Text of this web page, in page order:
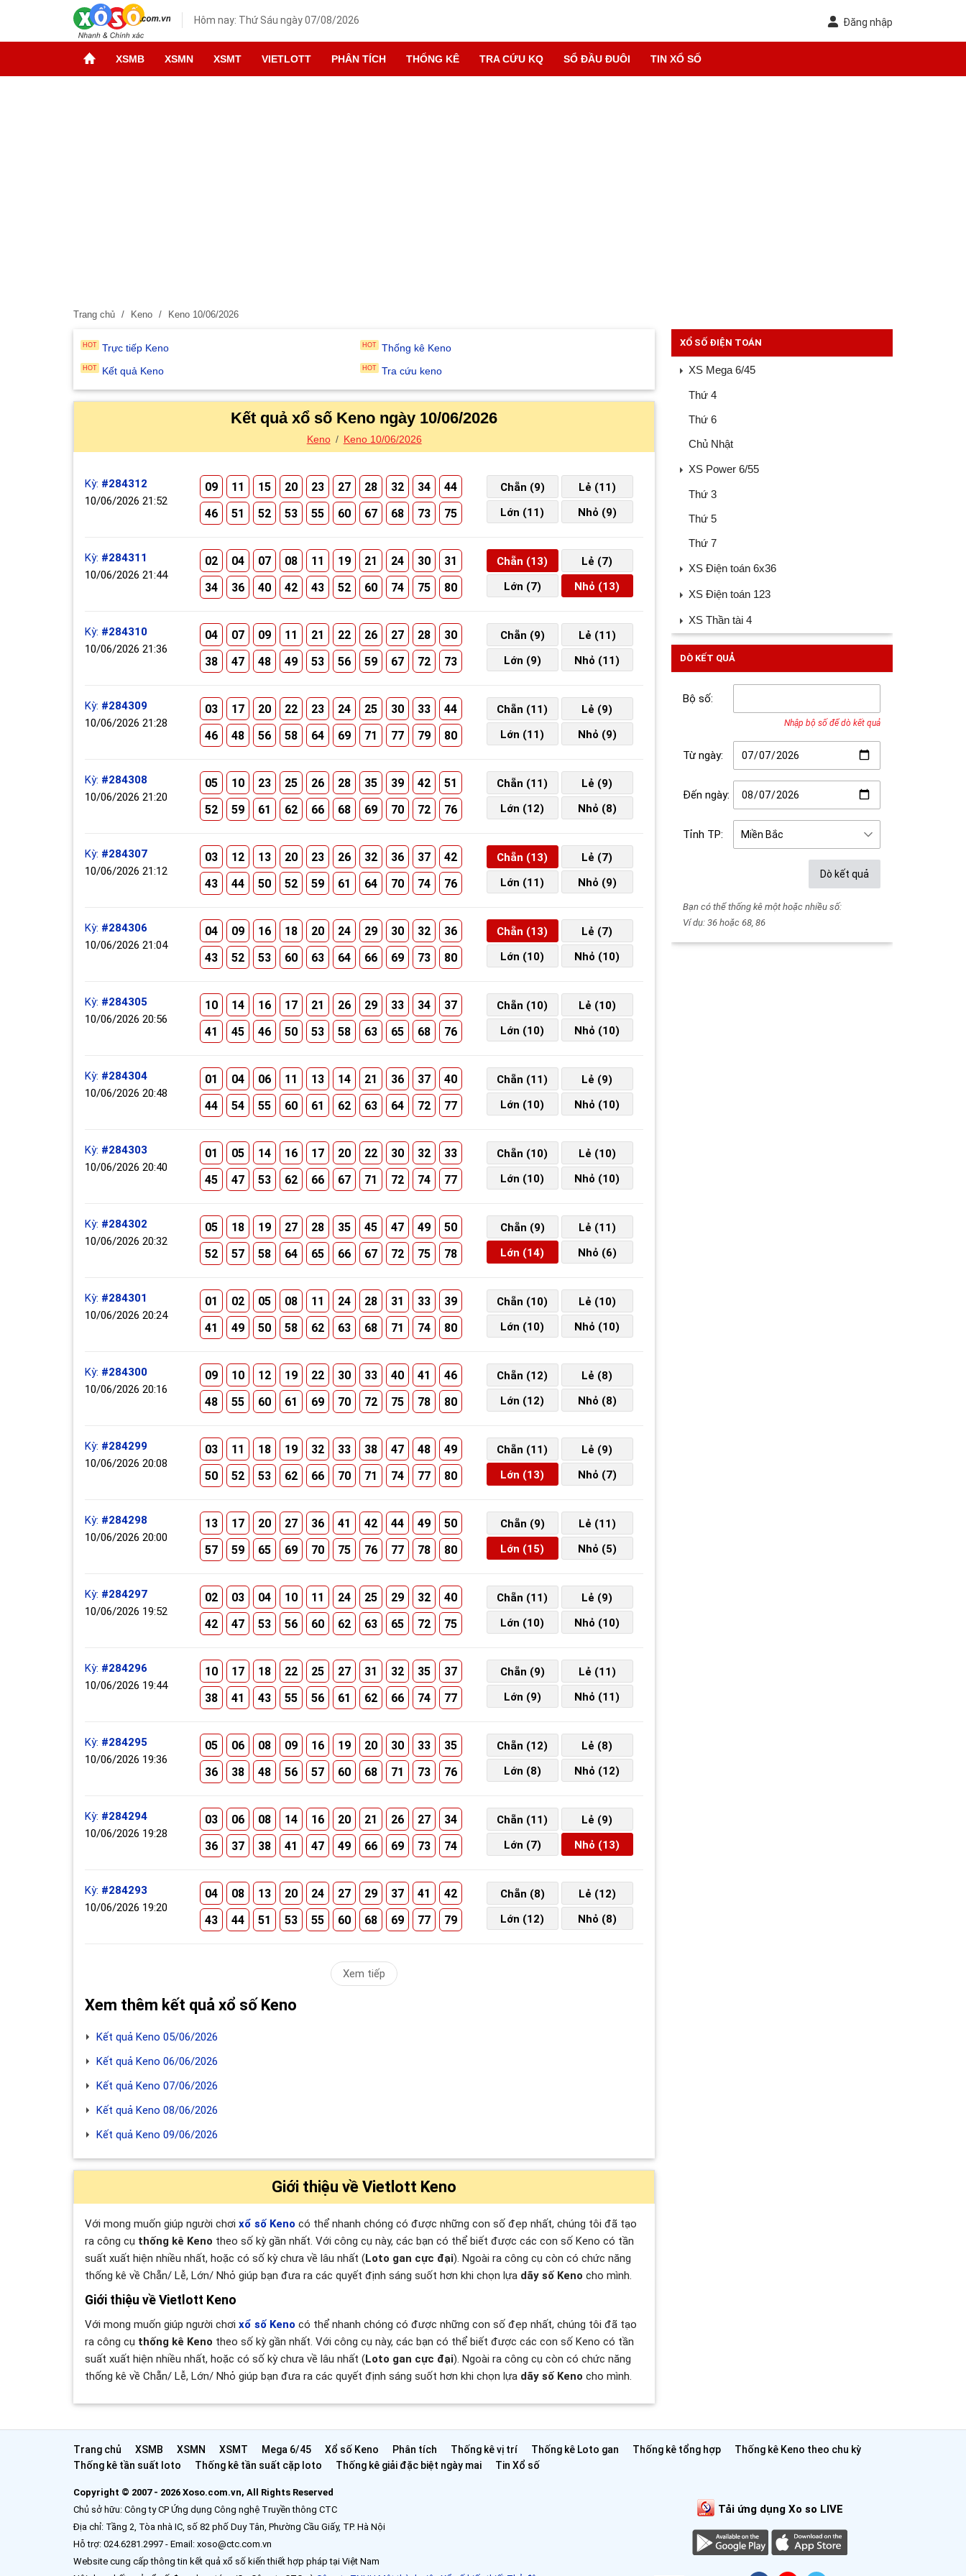
Hôm nay: Thứ Sáu ngày 07/08/2026 Đăng nhập
XSMB XSMN XSMT VIETLOTT PHÂN TÍCH THỐNG KÊ TRA CỨU KQ SỔ ĐẦU ĐUÔI TIN XỔ SỐ
Trang chủ Keno Keno 10/06/2026
Trực tiếp Keno
Thống kê Keno
Kết quả Keno
Tra cứu keno
Kết quả xổ số Keno ngày 10/06/2026
Keno Keno 10/06/2026
Kỳ: #284312
10/06/2026 21:52
09 11 15 20 23 27 28 32 34
44
46
51 52 53 55 60 67 68 73 75
Chẵn (9)
Lẻ (11)
Lớn (11)
Nhỏ (9)
Kỳ: #284311
10/06/2026 21:44
02 04 07 08 11 19 21 24 30
31
34
36 40 42 43 52 60 74 75 80
Chẵn (13)
Lẻ (7)
Lớn (7)
Nhỏ (13)
Kỳ: #284310
10/06/2026 21:36
04 07 09 11 21 22 26 27 28
30
38
47 48 49 53 56 59 67 72 73
Chẵn (9)
Lẻ (11)
Lớn (9)
Nhỏ (11)
Kỳ: #284309
10/06/2026 21:28
03 17 20 22 23 24 25 30 33
44
46
48 56 58 64 69 71 77 79 80
Chẵn (11)
Lẻ (9)
Lớn (11)
Nhỏ (9)
Kỳ: #284308
10/06/2026 21:20
05 10 23 25 26 28 35 39 42
51
52
59 61 62 66 68 69 70 72 76
Chẵn (11)
Lẻ (9)
Lớn (12)
Nhỏ (8)
Kỳ: #284307
10/06/2026 21:12
03 12 13 20 23 26 32 36 37
42
43
44 50 52 59 61 64 70 74 76
Chẵn (13)
Lẻ (7)
Lớn (11)
Nhỏ (9)
Kỳ: #284306
10/06/2026 21:04
04 09 16 18 20 24 29 30 32
36
43
52 53 60 63 64 66 69 73 80
Chẵn (13)
Lẻ (7)
Lớn (10)
Nhỏ (10)
Kỳ: #284305
10/06/2026 20:56
10 14 16 17 21 26 29 33 34
37
41
45 46 50 53 58 63 65 68 76
Chẵn (10)
Lẻ (10)
Lớn (10)
Nhỏ (10)
Kỳ: #284304
10/06/2026 20:48
01 04 06 11 13 14 21 36 37
40
44
54 55 60 61 62 63 64 72 77
Chẵn (11)
Lẻ (9)
Lớn (10)
Nhỏ (10)
Kỳ: #284303
10/06/2026 20:40
01 05 14 16 17 20 22 30 32
33
45
47 53 62 66 67 71 72 74 77
Chẵn (10)
Lẻ (10)
Lớn (10)
Nhỏ (10)
Kỳ: #284302
10/06/2026 20:32
05 18 19 27 28 35 45 47 49
50
52
57 58 64 65 66 67 72 75 78
Chẵn (9)
Lẻ (11)
Lớn (14)
Nhỏ (6)
Kỳ: #284301
10/06/2026 20:24
01 02 05 08 11 24 28 31 33
39
41
49 50 58 62 63 68 71 74 80
Chẵn (10)
Lẻ (10)
Lớn (10)
Nhỏ (10)
Kỳ: #284300
10/06/2026 20:16
09 10 12 19 22 30 33 40 41
46
48
55 60 61 69 70 72 75 78 80
Chẵn (12)
Lẻ (8)
Lớn (12)
Nhỏ (8)
Kỳ: #284299
10/06/2026 20:08
03 11 18 19 32 33 38 47 48
49
50
52 53 62 66 70 71 74 77 80
Chẵn (11)
Lẻ (9)
Lớn (13)
Nhỏ (7)
Kỳ: #284298
10/06/2026 20:00
13 17 20 27 36 41 42 44 49
50
57
59 65 69 70 75 76 77 78 80
Chẵn (9)
Lẻ (11)
Lớn (15)
Nhỏ (5)
Kỳ: #284297
10/06/2026 19:52
02 03 04 10 11 24 25 29 32
40
42
47 53 56 60 62 63 65 72 75
Chẵn (11)
Lẻ (9)
Lớn (10)
Nhỏ (10)
Kỳ: #284296
10/06/2026 19:44
10 17 18 22 25 27 31 32 35
37
38
41 43 55 56 61 62 66 74 77
Chẵn (9)
Lẻ (11)
Lớn (9)
Nhỏ (11)
Kỳ: #284295
10/06/2026 19:36
05 06 08 09 16 19 20 30 33
35
36
38 48 56 57 60 68 71 73 76
Chẵn (12)
Lẻ (8)
Lớn (8)
Nhỏ (12)
Kỳ: #284294
10/06/2026 19:28
03 06 08 14 16 20 21 26 27
34
36
37 38 41 47 49 66 69 73 74
Chẵn (11)
Lẻ (9)
Lớn (7)
Nhỏ (13)
Kỳ: #284293
10/06/2026 19:20
04 08 13 20 24 27 29 37 41
42
43
44 51 53 55 60 68 69 77 79
Chẵn (8)
Lẻ (12)
Lớn (12)
Nhỏ (8)
Xem tiếp
Xem thêm kết quả xổ số Keno
Kết quả Keno 05/06/2026
Kết quả Keno 06/06/2026
Kết quả Keno 07/06/2026
Kết quả Keno 08/06/2026
Kết quả Keno 09/06/2026
Giới thiệu về Vietlott Keno
Với mong muốn giúp người chơi xổ số Keno có thể nhanh chóng có được những con số đẹp nhất, chúng tôi đã tạo
ra công cụ thống kê Keno theo số kỳ gần nhất. Với công cụ này, các bạn có thể biết được các con số Keno có tần
suất xuất hiện nhiều nhất, hoặc có số kỳ chưa về lâu nhất (Loto gan cực đại). Ngoài ra công cụ còn có chức năng
thống kê về Chẵn/ Lễ, Lớn/ Nhỏ giúp bạn đưa ra các quyết định sáng suốt hơn khi chọn lựa dãy số Keno cho mình.
Giới thiệu về Vietlott Keno
Với mong muốn giúp người chơi xổ số Keno có thể nhanh chóng có được những con số đẹp nhất, chúng tôi đã tạo
ra công cụ thống kê Keno theo số kỳ gần nhất. Với công cụ này, các bạn có thể biết được các con số Keno có tần
suất xuất hiện nhiều nhất, hoặc có số kỳ chưa về lâu nhất (Loto gan cực đại). Ngoài ra công cụ còn có chức năng
thống kê về Chẵn/ Lễ, Lớn/ Nhỏ giúp bạn đưa ra các quyết định sáng suốt hơn khi chọn lựa dãy số Keno cho mình.
XỔ SỐ ĐIỆN TOÁN
XS Mega 6/45
Thứ 4
Thứ 6
Chủ Nhật
XS Power 6/55
Thứ 3
Thứ 5
Thứ 7
XS Điện toán 6x36
XS Điện toán 123
XS Thần tài 4
DÒ KẾT QUẢ
Bộ số:
Nhập bộ số để dò kết quả
Từ ngày:
Đến ngày:
Tỉnh TP:
Dò kết quả
Bạn có thể thống kê một hoặc nhiều số:
Ví dụ: 36 hoặc 68, 86
Trang chủ XSMB XSMN XSMT Mega 6/45 Xổ số Keno Phân tích Thống kê vị trí Thống kê Loto gan Thống kê tổng hợp
Thống kê Keno theo chu kỳ
Thống kê tần suất loto
Thống kê tần suất cặp loto Thống kê giải đặc biệt ngày mai Tin Xổ số
Copyright © 2007 - 2026 Xoso.com.vn, All Rights Reserved
Chủ sở hữu: Công ty CP Ứng dụng Công nghệ Truyền thông CTC
Địa chỉ: Tầng 2, Tòa nhà IC, số 82 phố Duy Tân, Phường Cầu Giấy, TP. Hà Nội
Hỗ trợ: 024.6281.2997 - Email: xoso@ctc.com.vn
Website cung cấp thông tin kết quả xổ số kiến thiết hợp pháp tại Việt Nam
Tải ứng dụng Xo so LIVE